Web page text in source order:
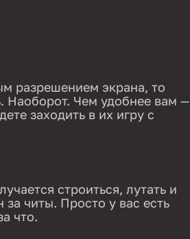
разрешением экрана, то
Наоборот. Чем удобнее вам —
заходить в их игру с
строиться, лутать и
за читы. Просто у вас есть
что.